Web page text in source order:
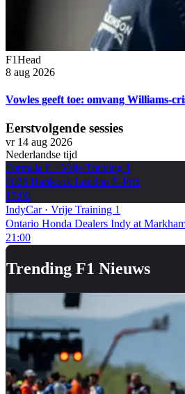
F1Head
8 aug 2026
Vowles geeft toe: omvang Williams-
Eerstvolgende sessies
vr 14 aug 2026
Nederlandse tijd
Formula E · Vrije Training 1
2026 Hankook London E-Prix
17:00
IndyCar· Vrije Training 1
Ontario Honda Dealers Indy at
21:00
Trending F1 Nieuws